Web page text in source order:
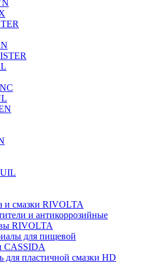
и смазки RIVOLTA
и антикоррозийные
RIVOLTA
для пищевой
CASSIDA
для пластичной смазки HD